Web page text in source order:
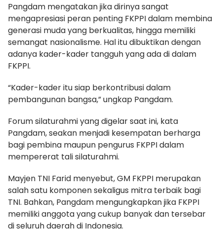
Pangdam mengatakan jika dirinya sangat
mengapresiasi peran penting FKPPI dalam membina
generasi muda yang berkualitas, hingga memiliki
semangat nasionalisme. Hal itu dibuktikan dengan
adanya kader-kader tangguh yang ada di dalam
FKPPI.
“Kader-kader itu siap berkontribusi dalam
pembangunan bangsa,” ungkap Pangdam.
Forum silaturahmi yang digelar saat ini, kata
Pangdam, seakan menjadi kesempatan berharga
bagi pembina maupun pengurus FKPPI dalam
mempererat tali silaturahmi.
Mayjen TNI Farid menyebut, GM FKPPI merupakan
salah satu komponen sekaligus mitra terbaik bagi
TNI. Bahkan, Pangdam mengungkapkan jika FKPPI
memiliki anggota yang cukup banyak dan tersebar
di seluruh daerah di Indonesia.